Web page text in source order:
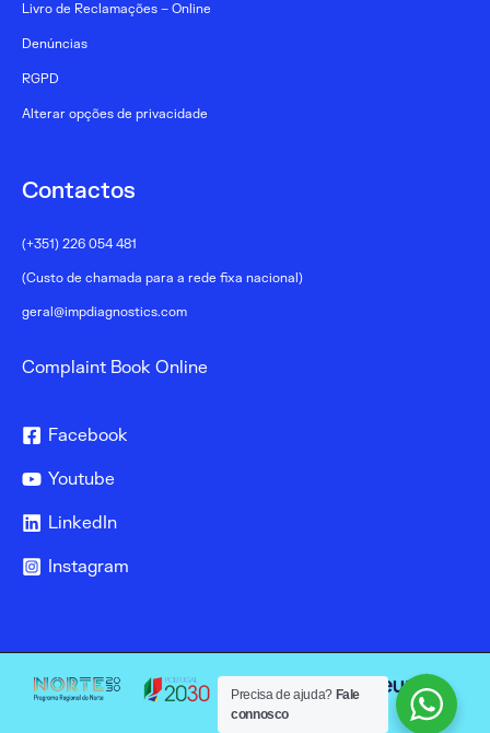
Livro de Reclamações – Online
Denúncias
RGPD
Alterar opções de privacidade
Contactos
(+351) 226 054 481
(Custo de chamada para a rede fixa nacional)
geral@impdiagnostics.com
Complaint Book Online
Facebook
Youtube
LinkedIn
Instagram
Precisa de ajuda? Fale
connosco